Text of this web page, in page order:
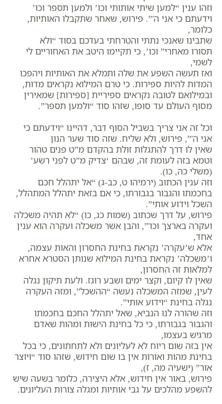
וזהו ענין “למען שיתי אותותי וכו’ ולמען תספר וכו’
וידעתם כי אני ה'”. פירוש, שאחר שתקבלו האותיות,
כלומר,
שתבינו שאנכי נתתי והטרחתי בעדכם בסוד “ולא
תסורו מאחרי” וכו’, כי תקיימו היטב את האחוריים לי
לשמי,
ואז תעשה השפע את שלה ותמלא את האותיות ויהפכו
המדות להיות ספירות. כי טרם המילוא נקראים מדות,
ובמילואם לטובה נקראים ספיריית [ספירות] שמאירין
מסוף העולם עד סופו, שזהו סוד “ולמען תספר”.
וכל זה אני צריך בשביל הסוף דבר, דהיינו “וידעתם כי
אני ה'”, פירוש, ולא שליח. שזה סוד שער הנון
שאין לו דרך להתגלות זולת בהקדם מ”ט פנים טהור
וטמא בזה לעומת זה, שבהם ‘צדיק מ”ט לפני רשע’
(משלי כה, כו).
וזה ענין הכתוב (ירמיהו ט, כב-ג) “אל יתהלל חכם
בחכמתו והגבור בגבורתו, כי אם בזאת יתהלל המתהלל,
השכל וידוע אותי”.
פירוש, על דרך שכתוב (שמות כג, כו) “לא תהיה משכלה
ועקרה בארצך וכו'”, והבן אשר משכלה ועקרה הוא ענין
אחד,
אלא ש’עקרה’ נקראת בחינת החסרון והאות עצמה,
ו’משכלה’ נקראת בחינת המילוא שנותן הסטרא אחרא
למלאות זה החסרון,
שאין לו קיום, וקצר ימים ושבע רוגז. ולעת תיקון נגלה
לעין, שמזה המשכלה נעשה “ההשכל”, ומזה העקרה
נגלה בחינת “וידוע אותי”.
וזה שהורה לנו הנביא, שאל יתהלל החכם בחכמתו
והגבור בגבורתו, כי כל בחינת הישות ומהות שאדם
מרגיש בעצמו,
אין בזה שום ריוח לא לעליונים ולא לתחתונים, כי בכל
בחינת מהות ואורות אין בו שום חידוש, שזהו סוד “ויוצר
אור” (ישעיה מה, ז),
פירוש, באור אין חידוש, אלא היצירה, כלומר בשעה שיש
להשפע מהלכים על גבי אותיות ומגלה צורות העליונים.